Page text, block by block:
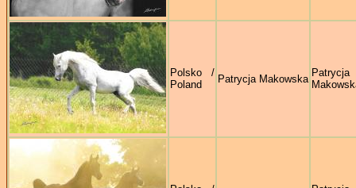
Polsko /
Poland
Patrycja Makowska
Patrycja